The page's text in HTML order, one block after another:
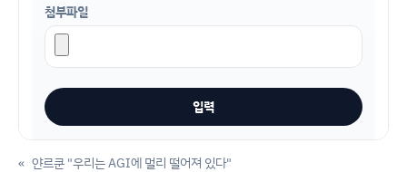
첨부파일
« 얀르쿤 "우리는 AGI에 멀리 떨어져 있다"